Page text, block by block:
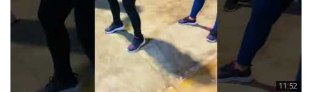
11:52